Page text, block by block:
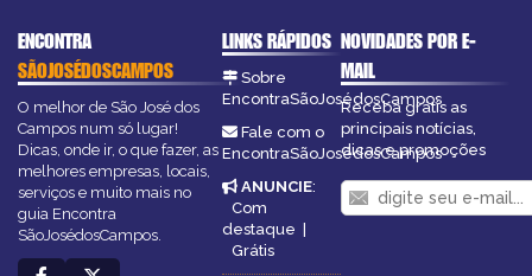
ENCONTRA
SÃOJOSÉDOSCAMPOS
O melhor de São José dos
Campos num só lugar!
Dicas, onde ir, o que fazer, as
melhores empresas, locais,
serviços e muito mais no
guia Encontra
SãoJosédosCampos.
LINKS RÁPIDOS
Sobre
EncontraSãoJosédosCampos
Fale com o
EncontraSãoJosédosCampos
ANUNCIE:
Com
destaque |
Grátis
NOVIDADES POR E-
MAIL
Receba grátis as
principais notícias,
dicas e promoções